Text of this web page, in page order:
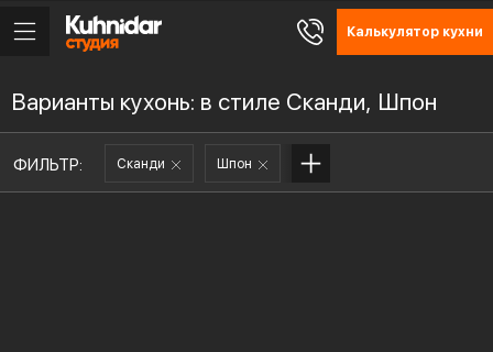
Калькулятор кухни
Варианты кухонь: в стиле Сканди, Шпон
ФИЛЬТР: Сканди Шпон